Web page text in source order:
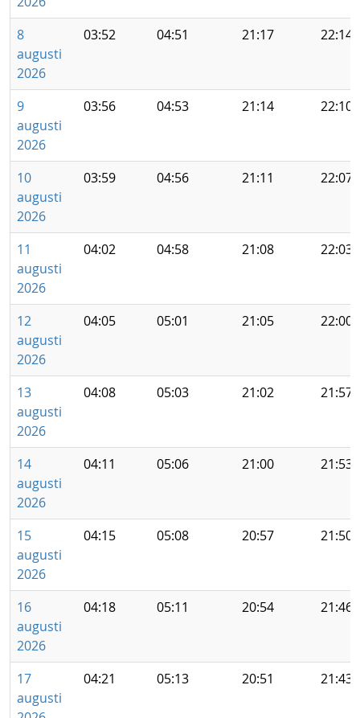
8
augusti
2026
03:52 04:51 21:17 22:14
9
augusti
2026
03:56 04:53 21:14 22:10
10
augusti
2026
03:59 04:56 21:11 22:07
11
augusti
2026
04:02 04:58 21:08 22:03
12
augusti
2026
04:05 05:01 21:05 22:00
13
augusti
2026
04:08 05:03 21:02 21:57
14
augusti
2026
04:11 05:06 21:00 21:53
15
augusti
2026
04:15 05:08 20:57 21:50
16
augusti
2026
04:18 05:11 20:54 21:46
17
augusti
04:21 05:13 20:51 21:43